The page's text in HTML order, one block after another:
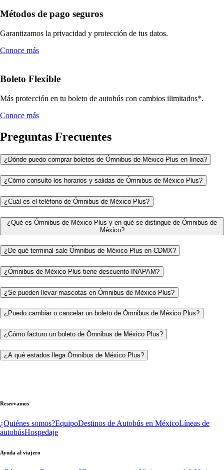
Métodos de pago seguros
Garantizamos la privacidad y protección de tus datos.
Conoce más
Boleto Flexible
Más protección en tu boleto de autobús con cambios ilimitados*.
Conoce más
Preguntas Frecuentes
¿Dónde puedo comprar boletos de Ómnibus de México Plus en línea?
¿Cómo consulto los horarios y salidas de Ómnibus de México Plus?
¿Cuál es el teléfono de Ómnibus de México Plus?
¿Qué es Ómnibus de México Plus y en qué se distingue de Ómnibus de
México?
¿De qué terminal sale Ómnibus de México Plus en CDMX?
¿Ómnibus de México Plus tiene descuento INAPAM?
¿Se pueden llevar mascotas en Ómnibus de México Plus?
¿Puedo cambiar o cancelar un boleto de Ómnibus de México Plus?
¿Cómo facturo un boleto de Ómnibus de México Plus?
¿A qué estados llega Ómnibus de México Plus?
Reservamos
¿Quiénes somos?EquipoDestinos de Autobús en MéxicoLíneas de
autobúsHospedaje
Ayuda al viajero